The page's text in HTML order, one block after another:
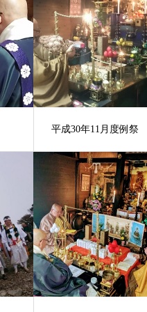
平成30年11月度例祭